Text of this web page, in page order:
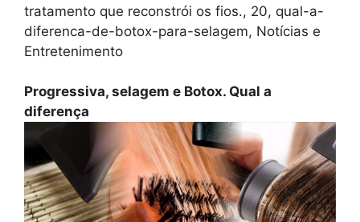
tratamento que reconstrói os fios., 20, qual-a-
diferenca-de-botox-para-selagem, Notícias e
Entretenimento
Progressiva, selagem e Botox. Qual a
diferença